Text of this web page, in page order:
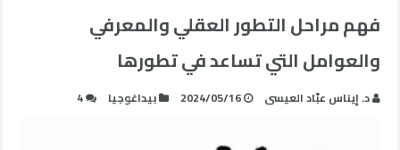
فهم مراحل التطور العقلي والمعرفي
والعوامل التي تساعد في تطورها
د. إيناس عبّاد العيسى 2024/05/16 بيداغوجيا 4